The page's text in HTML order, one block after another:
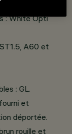
: White Opti
A60 et
: GL.
et
déportée.
rouille et